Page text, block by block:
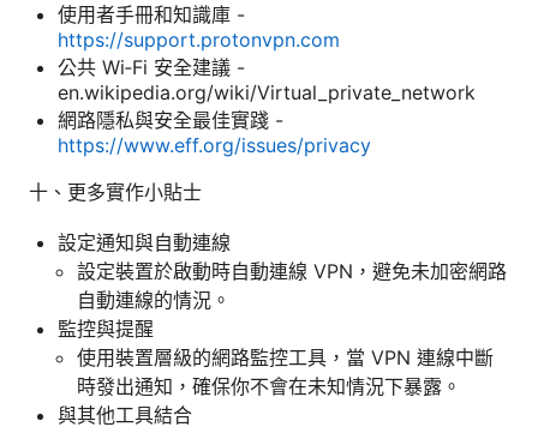
使用者手冊和知識庫 -
https://support.protonvpn.com
公共 Wi‑Fi 安全建議 -
en.wikipedia.org/wiki/Virtual_private_network
網路隱私與安全最佳實踐 -
https://www.eff.org/issues/privacy
十、更多實作小貼士
設定通知與自動連線
設定裝置於啟動時自動連線 VPN，避免未加密網路
自動連線的情況。
監控與提醒
使用裝置層級的網路監控工具，當 VPN 連線中斷
時發出通知，確保你不會在未知情況下暴露。
與其他工具結合